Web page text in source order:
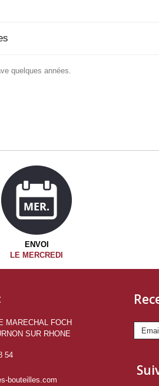
quelques années.
ENVOI
LE MERCREDI
MARECHAL FOCH
SUR RHONE
54
bouteilles.com